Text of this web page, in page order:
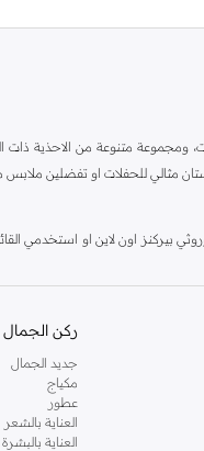
ومجموعة متنوعة من الاحذية ذات
مثالي للحفلات او تفضلين
اون لاين او استخدمي
ركن الجمال
جديد الجمال
مكياج
عطور
العناية بالشعر
العناية بالبشرة